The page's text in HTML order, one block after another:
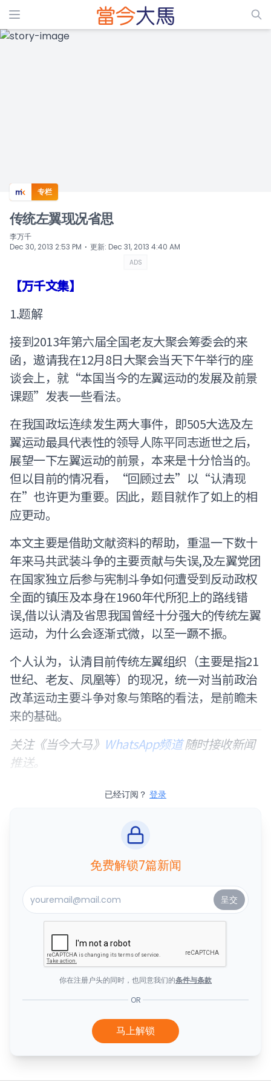
ADS
专栏
传统左翼现况省思
李万千
Dec 30, 2013 2:53 PM ⋅ 更新: Dec 31, 2013 4:40 AM
ADS
【万千文集】
1.题解
接到2013年第六届全国老友大聚会筹委会的来
函，遨请我在12月8日大聚会当天下午举行的座
谈会上，就“本国当今的左翼运动的发展及前景
课题”发表一些看法。
在我国政坛连续发生两大事件，即505大选及左
翼运动最具代表性的领导人陈平同志逝世之后，
展望一下左翼运动的前景，本来是十分恰当的。
但以目前的情况看，“回顾过去”以“认清现
在”也许更为重要。因此，题目就作了如上的相
应更动。
本文主要是借助文献资料的帮助，重温一下数十
年来马共武装斗争的主要贡献与失误,及左翼党团
在国家独立后参与宪制斗争如何遭受到反动政权
全面的镇压及本身在1960年代所犯上的路线错
误,借以认清及省思我国曾经十分强大的传统左翼
运动，为什么会逐渐式微，以至一蹶不振。
个人认为，认清目前传统左翼组织（主要是指21
世纪、老友、凤凰等）的现况，统一对当前政治
改革运动主要斗争对象与策略的看法，是前瞻未
来的基础。
关注《当今大马》 WhatsApp频道随时接收新闻
推送。
已经订阅？ 登录
免费解锁7篇新闻
你在注册户头的同时，也同意我们的条件与条款
OR
马上解锁